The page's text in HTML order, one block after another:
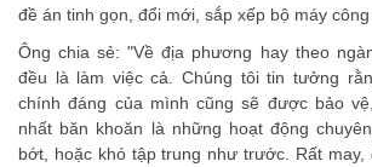
đề án tinh gọn, đổi mới, sắp xếp bộ máy
Ông chia sẻ: "Về địa phương hay theo
đều là làm việc cả. Chúng tôi tin tưởng
chính đáng của mình cũng sẽ được bảo
nhất băn khoăn là những hoạt động
bớt, hoặc khó tập trung như trước. Rất may,